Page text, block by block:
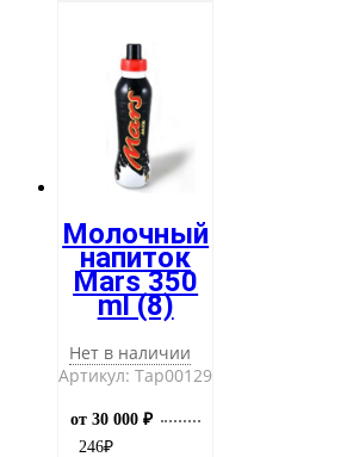
Молочный
напиток
Mars 350
ml (8)
Нет в наличии
Артикул: Тар00129
от 30 000 ₽
246₽